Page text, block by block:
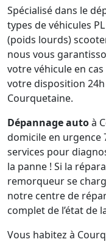
Spécialisé dans le
types de véhicules
(poids lourds)
nous vous
votre véhicule en
votre disposition
Courquetaine.
Dépannage autoà
domicile en urgence
services pour
la panne ! Si la
remorqueur se
notre centre de
complet de l’état de
Vous habitez à